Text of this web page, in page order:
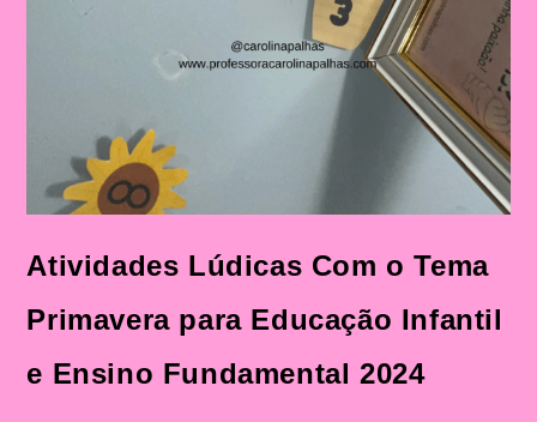
Atividades Lúdicas Com o Tema
Primavera para Educação Infantil
e Ensino Fundamental 2024